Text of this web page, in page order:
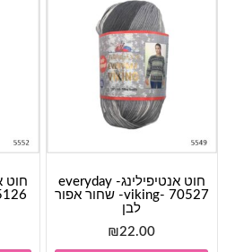
חוט אנטיפילינג- everyday
viking- 70527- שחור אפור
לבן
₪22.00